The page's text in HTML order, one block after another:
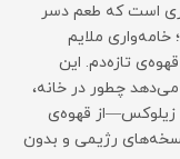
است که طعم دسر
ملایم
تازه‌دم. این
می‌دهد چطور در خانه،
زیلوکس—از قهوه‌ی
و نسخه‌های رژیمی و بدون